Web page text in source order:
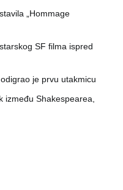
„Hommage
SF filma ispred
je prvu utakmicu
između Shakespearea,